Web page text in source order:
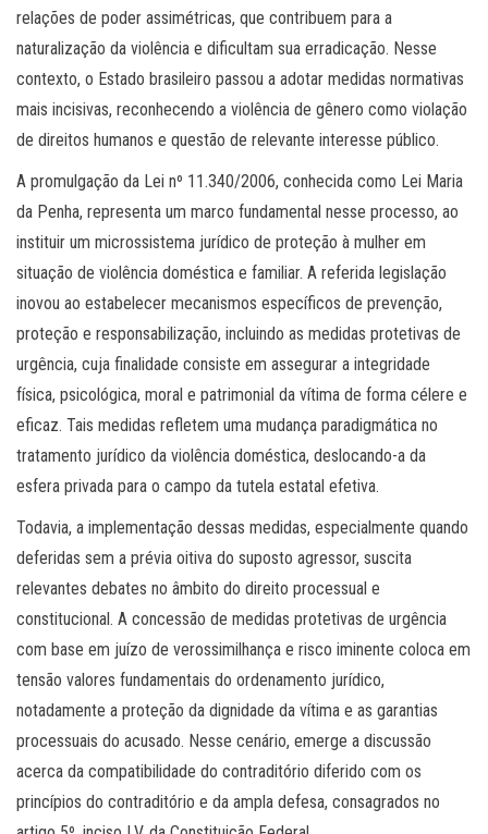
relações de poder assimétricas, que contribuem para a
naturalização da violência e dificultam sua erradicação. Nesse
contexto, o Estado brasileiro passou a adotar medidas normativas
mais incisivas, reconhecendo a violência de gênero como violação
de direitos humanos e questão de relevante interesse público.
A promulgação da Lei nº 11.340/2006, conhecida como Lei Maria
da Penha, representa um marco fundamental nesse processo, ao
instituir um microssistema jurídico de proteção à mulher em
situação de violência doméstica e familiar. A referida legislação
inovou ao estabelecer mecanismos específicos de prevenção,
proteção e responsabilização, incluindo as medidas protetivas de
urgência, cuja finalidade consiste em assegurar a integridade
física, psicológica, moral e patrimonial da vítima de forma célere e
eficaz. Tais medidas refletem uma mudança paradigmática no
tratamento jurídico da violência doméstica, deslocando-a da
esfera privada para o campo da tutela estatal efetiva.
Todavia, a implementação dessas medidas, especialmente quando
deferidas sem a prévia oitiva do suposto agressor, suscita
relevantes debates no âmbito do direito processual e
constitucional. A concessão de medidas protetivas de urgência
com base em juízo de verossimilhança e risco iminente coloca em
tensão valores fundamentais do ordenamento jurídico,
notadamente a proteção da dignidade da vítima e as garantias
processuais do acusado. Nesse cenário, emerge a discussão
acerca da compatibilidade do contraditório diferido com os
princípios do contraditório e da ampla defesa, consagrados no